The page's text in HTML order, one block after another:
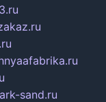
sand.ru